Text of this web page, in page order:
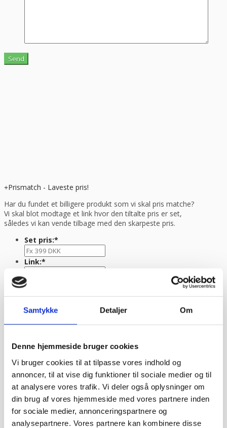
Samtykke Detaljer Om
Denne hjemmeside bruger cookies
Vi bruger cookies til at tilpasse vores indhold og
annoncer, til at vise dig funktioner til sociale medier og til
at analysere vores trafik. Vi deler også oplysninger om
din brug af vores hjemmeside med vores partnere inden
for sociale medier, annonceringspartnere og
analysepartnere. Vores partnere kan kombinere disse
Prismatch - Laveste pris!
Har du fundet et billigere produkt som vi skal pris matche?
Vi skal blot modtage et link hvor den tiltalte pris er set,
således vi kan vende tilbage med den skarpeste pris.
Set pris:*
Link:*
Navn
E-mail *
TLF nr.*
Evt. kommentar